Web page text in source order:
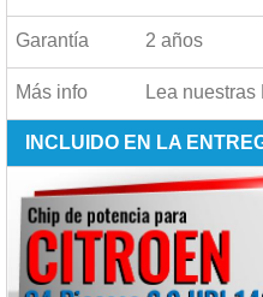
Garantía 2 años
Más info Lea nuestras
INCLUIDO EN LA